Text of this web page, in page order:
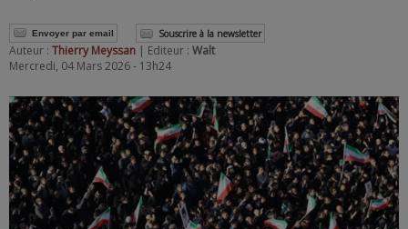
Envoyer par email Souscrire à la newsletter
Auteur : Thierry Meyssan | Editeur : Walt
Mercredi, 04 Mars 2026 - 13h24